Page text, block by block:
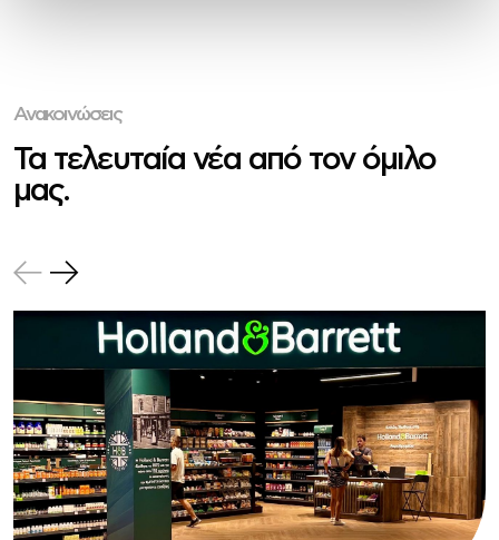
Ανακοινώσεις
Τα τελευταία νέα από τον όμιλο
μας.